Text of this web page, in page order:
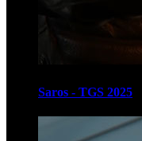
Saros - TGS 2025